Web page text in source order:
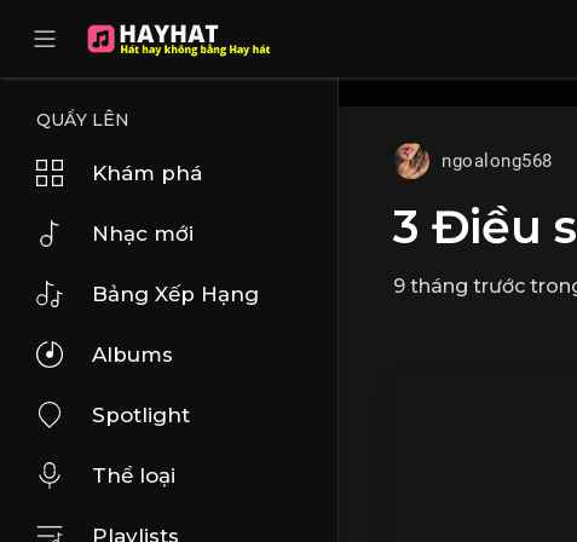
QUẨY LÊN
Khám phá
Nhạc mới
Bảng Xếp Hạng
Albums
Spotlight
Thể loại
Playlists
ngoalong568
3 Điều
9 tháng trước